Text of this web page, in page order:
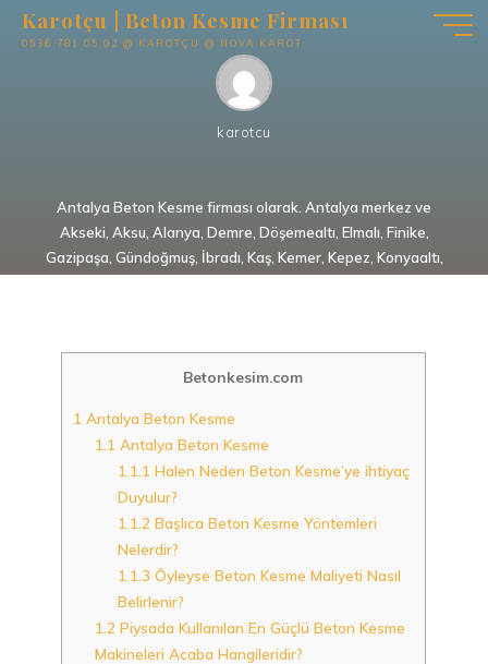
İçeriğe
geç
Karotçu | Beton Kesme Firması
0536 781 05 02 @ KAROTÇU @ NOVA KAROT
karotcu
Antalya Beton Kesme firması olarak. Antalya merkez ve
Akseki, Aksu, Alanya, Demre, Döşemealtı, Elmalı, Finike,
Gazipaşa, Gündoğmuş, İbradı, Kaş, Kemer, Kepez, Konyaaltı,
sistemler ile beton kesme. Benzinli ve elektrikli el tipi kesme
makineleri ile beton kesme. Halatlı yani telli tamburlu
ve fiyat teklifleri için lütfen yılların getirdiği tecrübe ile
alanında uzmanlaşmış firmamızı arayınız.
Betonkesim.com
1 Antalya Beton Kesme
1.1 Antalya Beton Kesme
1.1.1 Halen Neden Beton Kesme’ye ihtiyaç
Duyulur?
1.1.2 Başlıca Beton Kesme Yöntemleri
Nelerdir?
1.1.3 Öyleyse Beton Kesme Maliyeti Nasıl
Belirlenir?
1.2 Piysada Kullanılan En Güçlü Beton Kesme
Makineleri Acaba Hangileridir?